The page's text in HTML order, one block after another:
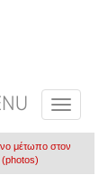
μέτωπο στον
(photos)